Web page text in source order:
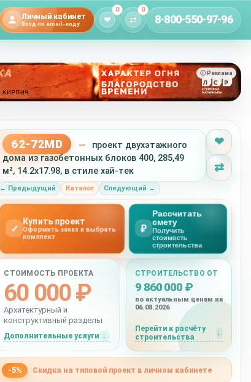
Личный кабинет
Вход по email-коду ❤
0
⇄
0
8-800-550-97-96
ⓘ Реклама
62-72MD —
проект двухэтажного
дома из газобетонных блоков 400, 285,49
м², 14.2x17.98, в стиле хай-тек
← Предыдущий Каталог Следующий →
❤
⇄
СТОИМОСТЬ ПРОЕКТА
60 000 ₽
Архитектурный и
конструктивный разделы
Дополнительные услуги
СТРОИТЕЛЬСТВО ОТ
9 860 000 ₽
по актуальным ценам на
06.08.2026
Перейти к расчёту
строительства
-5% Скидка на типовой проект в личном кабинете
✓
Купить проект
Оформить заказ и выбрать
комплект
₽
Рассчитать
смету
Получить
стоимость
строительства